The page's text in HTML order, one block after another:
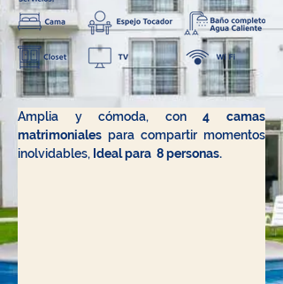
Amplia y cómoda, con 4 camas
matrimoniales para compartir momentos
inolvidables, Ideal para  8 personas.